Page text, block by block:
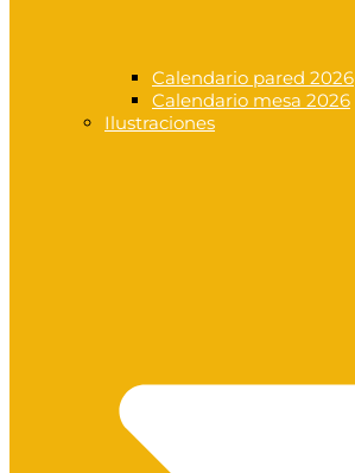
Calendario pared 2026
Calendario mesa 2026
Ilustraciones